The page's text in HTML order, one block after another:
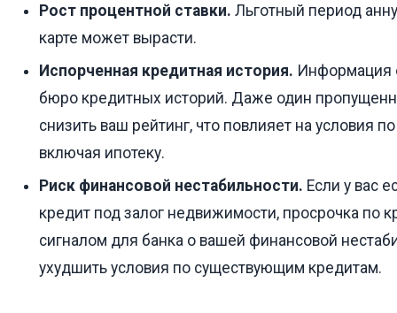
Рост процентной ставки. Льготный период
карте может вырасти.
Испорченная кредитная история. Информация
бюро кредитных историй. Даже один
снизить ваш рейтинг, что повлияет на условия
включая ипотеку.
Риск финансовой нестабильности. Если у вас
кредит под залог недвижимости, просрочка по
сигналом для банка о вашей финансовой
ухудшить условия по существующим кредитам.